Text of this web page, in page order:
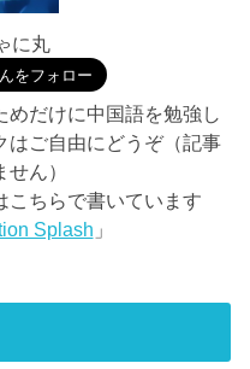
に丸
めだけに中国語を勉強し
はご自由にどうぞ（記事
ん）
こちらで書いています
Splash 」